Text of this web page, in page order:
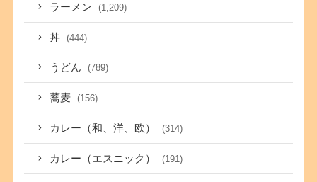
ラーメン (1,209)
丼 (444)
うどん (789)
蕎麦 (156)
カレー（和、洋、欧） (314)
カレー（エスニック） (191)